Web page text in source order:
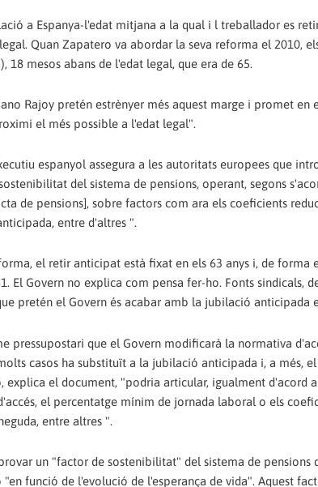
a Espanya-l'edat mitjana a la qual i l treballador es
Quan Zapatero va abordar la seva reforma el 2010,
18 mesos abans de l'edat legal, que era de 65.
Rajoy pretén estrènyer més aquest marge i promet en
el més possible a l'edat legal".
espanyol assegura a les autoritats europees que
del sistema de pensions, operant, segons
de pensions], sobre factors com ara els coeficients
entre d'altres ".
el retir anticipat està fixat en els 63 anys i, de forma
El Govern no explica com pensa fer-ho. Fonts sindicals,
pretén el Govern és acabar amb la jubilació anticipada
pressupostari que el Govern modificarà la normativa
casos ha substituït a la jubilació anticipada i, a més,
explica el document, "podria articular, igualment d'acord
el percentatge mínim de jornada laboral o els
entre altres ".
un "factor de sostenibilitat" del sistema de
funció de l'evolució de l'esperança de vida". Aquest